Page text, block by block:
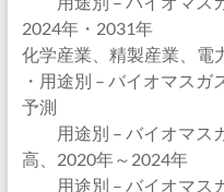
2024年・2031年
化学産業、精製産業、電
・用途別 – バイオマス
予測
用途別 – バイオマス
高、2020年～2024年
用途別 – バイオマス